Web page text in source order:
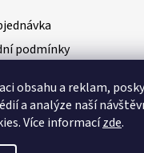
obsahu a reklam,
a analýze naší
Více informacízde.
podmínky
ochrany osobních údajů